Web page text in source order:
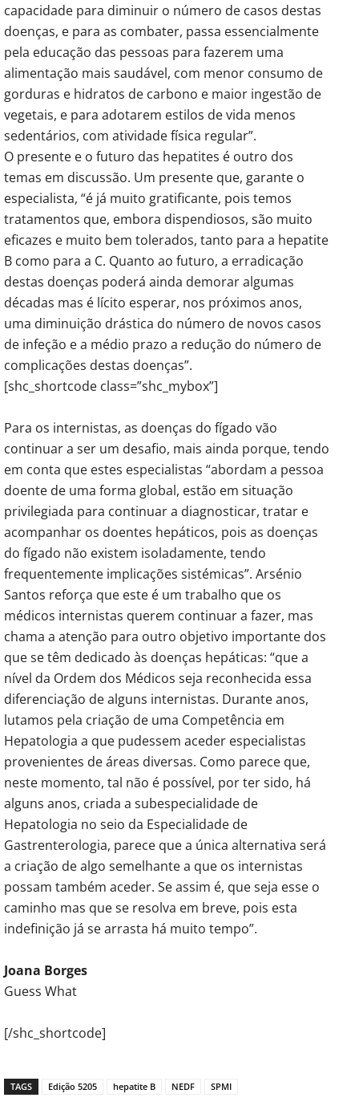
capacidade para diminuir o número de casos destas
doenças, e para as combater, passa essencialmente
pela educação das pessoas para fazerem uma
alimentação mais saudável, com menor consumo de
gorduras e hidratos de carbono e maior ingestão de
vegetais, e para adotarem estilos de vida menos
sedentários, com atividade física regular”.
O presente e o futuro das hepatites é outro dos
temas em discussão. Um presente que, garante o
especialista, “é já muito gratificante, pois temos
tratamentos que, embora dispendiosos, são muito
eficazes e muito bem tolerados, tanto para a hepatite
B como para a C. Quanto ao futuro, a erradicação
destas doenças poderá ainda demorar algumas
décadas mas é lícito esperar, nos próximos anos,
uma diminuição drástica do número de novos casos
de infeção e a médio prazo a redução do número de
complicações destas doenças”.
[shc_shortcode class=”shc_mybox”]
Para os internistas, as doenças do fígado vão
continuar a ser um desafio, mais ainda porque, tendo
em conta que estes especialistas “abordam a pessoa
doente de uma forma global, estão em situação
privilegiada para continuar a diagnosticar, tratar e
acompanhar os doentes hepáticos, pois as doenças
do fígado não existem isoladamente, tendo
frequentemente implicações sistémicas”. Arsénio
Santos reforça que este é um trabalho que os
médicos internistas querem continuar a fazer, mas
chama a atenção para outro objetivo importante dos
que se têm dedicado às doenças hepáticas: “que a
nível da Ordem dos Médicos seja reconhecida essa
diferenciação de alguns internistas. Durante anos,
lutamos pela criação de uma Competência em
Hepatologia a que pudessem aceder especialistas
provenientes de áreas diversas. Como parece que,
neste momento, tal não é possível, por ter sido, há
alguns anos, criada a subespecialidade de
Hepatologia no seio da Especialidade de
Gastrenterologia, parece que a única alternativa será
a criação de algo semelhante a que os internistas
possam também aceder. Se assim é, que seja esse o
caminho mas que se resolva em breve, pois esta
indefinição já se arrasta há muito tempo”.
Joana Borges
Guess What
[/shc_shortcode]
TAGS Edição 5205 hepatite B NEDF SPMI